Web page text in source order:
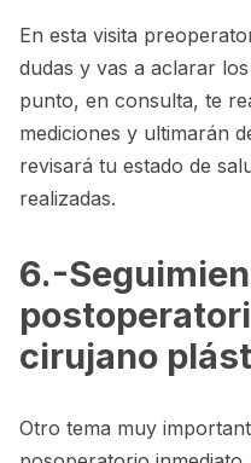
En esta visita
dudas y vas a aclarar
punto, en consulta, te
mediciones y ultimarán
revisará tu estado de
realizadas.
6.-
cirujano
Otro tema muy